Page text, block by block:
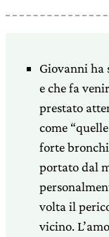
Giovanni ha
e che fa
prestato
come
forte
portato dal
volta il
vicino.